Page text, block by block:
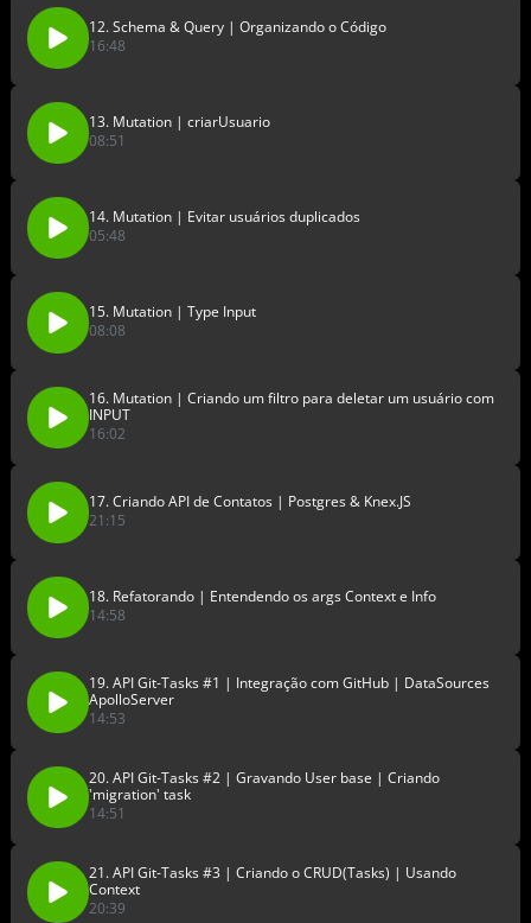
12. Schema & Query | Organizando o Código
16:48
13. Mutation | criarUsuario
08:51
14. Mutation | Evitar usuários duplicados
05:48
15. Mutation | Type Input
08:08
16. Mutation | Criando um filtro para deletar um usuário com
INPUT
16:02
17. Criando API de Contatos | Postgres & Knex.JS
21:15
18. Refatorando | Entendendo os args Context e Info
14:58
19. API Git-Tasks #1 | Integração com GitHub | DataSources
ApolloServer
14:53
20. API Git-Tasks #2 | Gravando User base | Criando
'migration' task
14:51
21. API Git-Tasks #3 | Criando o CRUD(Tasks) | Usando
Context
20:39